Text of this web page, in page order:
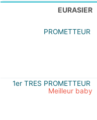
EURASIER
PROMETTEUR
1er TRES PROMETTEUR
Meilleur baby